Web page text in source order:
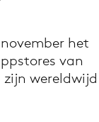
Adformatie
het
van
wereldwijd